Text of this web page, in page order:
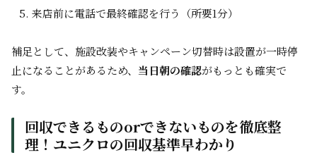
来店前に電話で最終確認を行う（所要1分）
補足として、施設改装やキャンペーン切替時は設置が一時停
止になることがあるため、 当日朝の確認がもっとも確実で
す。
回収できるものorできないものを徹底整
理！ユニクロの回収基準早わかり